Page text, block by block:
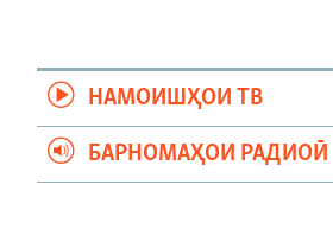
НАМОИШҲОИ ТВ
БАРНОМАҲОИ РАДИОӢ